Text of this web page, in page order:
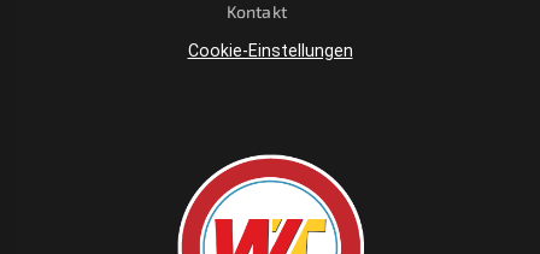
Kontakt
Cookie-Einstellungen